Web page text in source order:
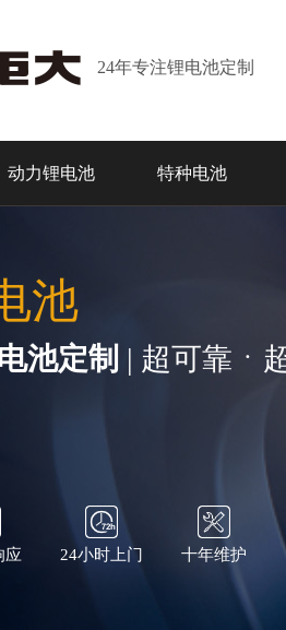
24年专注锂电池定制
动力锂电池 特种电池
池
池定制 | 超可靠ㆍ
应 24小时上门 十年维护